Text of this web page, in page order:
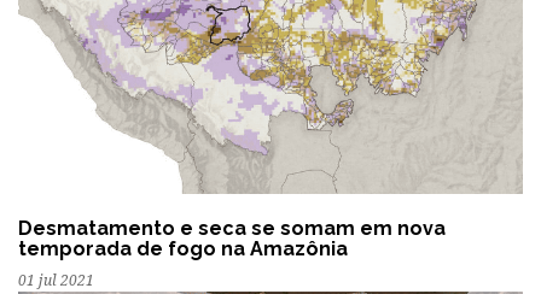
Desmatamento e seca se somam em nova
temporada de fogo na Amazônia
01 jul 2021